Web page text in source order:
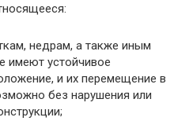
недрам, а также иным
имеют устойчивое
и их перемещение в
без нарушения или